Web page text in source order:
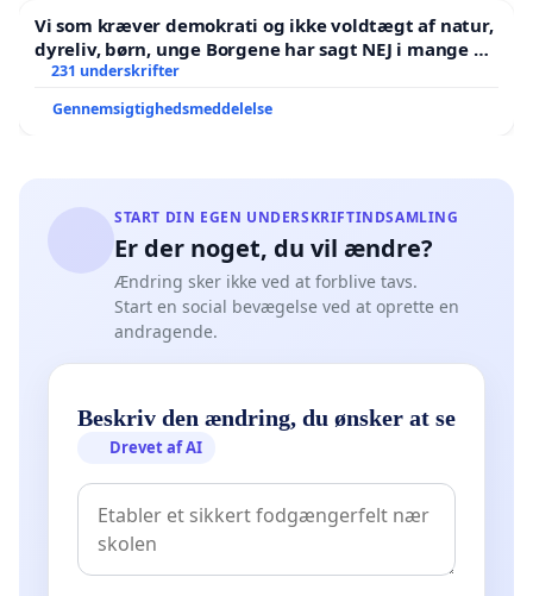
Vi som kræver demokrati og ikke voldtægt af natur,
dyreliv, børn, unge Borgene har sagt NEJ i mange år.
Der er
231 underskrifter
Gennemsigtighedsmeddelelse
START DIN EGEN UNDERSKRIFTINDSAMLING
Er der noget, du vil ændre?
Ændring sker ikke ved at forblive tavs.
Start en social bevægelse ved at oprette en
andragende.
Beskriv den ændring, du ønsker at se
Drevet af AI